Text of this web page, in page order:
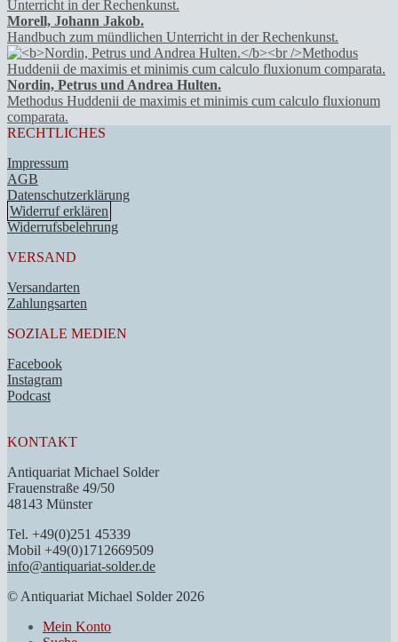
Morell, Johann Jakob.
Handbuch zum mündlichen Unterricht in der Rechenkunst.
Nordin, Petrus und Andrea Hulten.
Methodus Huddenii de maximis et minimis cum calculo fluxionum
comparata.
RECHTLICHES
Impressum
AGB
Datenschutzerklärung
Widerruf erklären
Widerrufsbelehrung
VERSAND
Versandarten
Zahlungsarten
SOZIALE MEDIEN
Facebook
Instagram
Podcast
KONTAKT
Antiquariat Michael Solder
Frauenstraße 49/50
48143 Münster
Tel. +49(0)251 45339
Mobil +49(0)1712669509
info@antiquariat-solder.de
© Antiquariat Michael Solder 2026
Mein Konto